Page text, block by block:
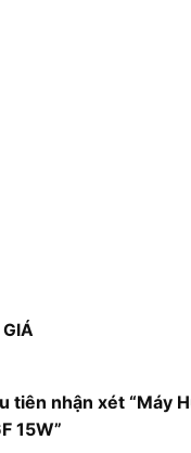
tiên nhận xét “Máy
15W”